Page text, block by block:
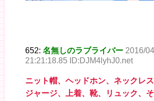
652: 名無しのラブライバー 2016/
21:21:18.85 ID:DJM4lyhJ0.net
ニット帽、ヘッドホン、ネックレス
ジャージ、上着、靴、リュック、